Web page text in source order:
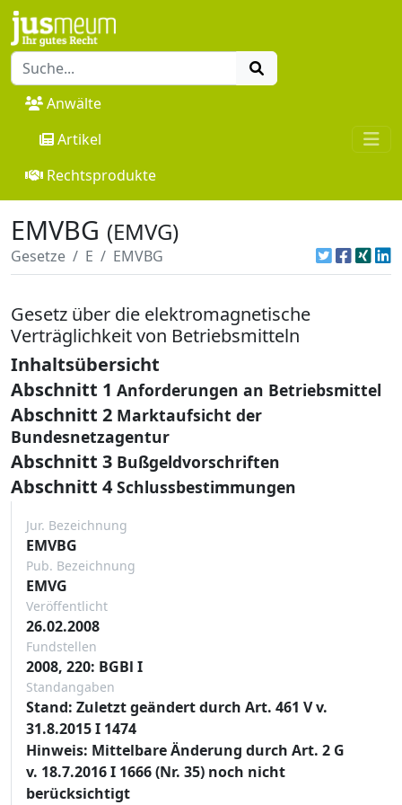
Anwälte
Artikel
Rechtsprodukte
EMVBG (EMVG)
Gesetze E EMVBG
Gesetz über die elektromagnetische
Verträglichkeit von Betriebsmitteln
Inhaltsübersicht
Abschnitt 1 Anforderungen an Betriebsmittel
Abschnitt 2 Marktaufsicht der
Bundesnetzagentur
Abschnitt 3 Bußgeldvorschriften
Abschnitt 4 Schlussbestimmungen
Jur. Bezeichnung
EMVBG
Pub. Bezeichnung
EMVG
Veröffentlicht
26.02.2008
Fundstellen
2008, 220: BGBl I
Standangaben
Stand: Zuletzt geändert durch Art. 461 V v.
31.8.2015 I 1474
Hinweis: Mittelbare Änderung durch Art. 2 G
v. 18.7.2016 I 1666 (Nr. 35) noch nicht
berücksichtigt